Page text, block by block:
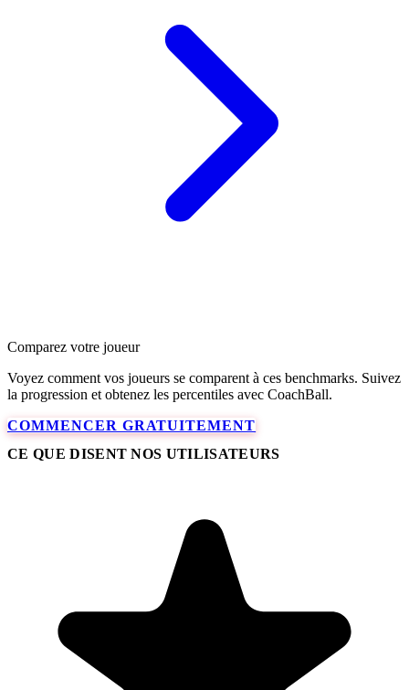
Comparez votre joueur
Voyez comment vos joueurs se comparent à ces benchmarks. Suivez
la progression et obtenez les percentiles avec CoachBall.
COMMENCER GRATUITEMENT
CE QUE DISENT NOS UTILISATEURS